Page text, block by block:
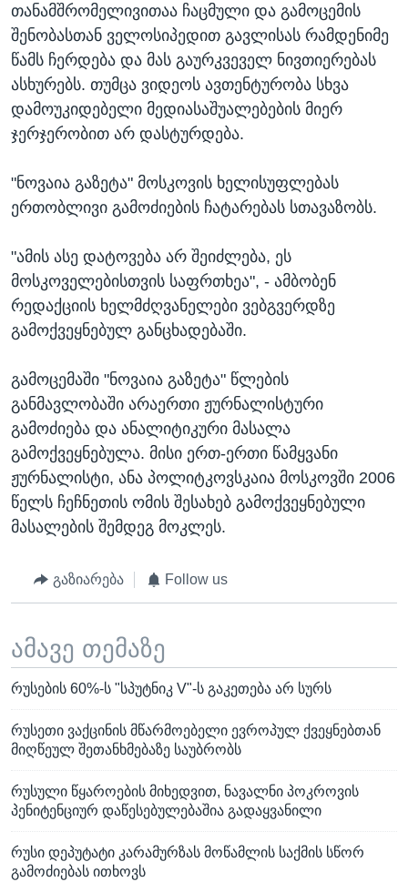
თანამშრომელივითაა ჩაცმული და გამოცემის
შენობასთან ველოსიპედით გავლისას რამდენიმე
წამს ჩერდება და მას გაურკვეველ ნივთიერებას
ასხურებს. თუმცა ვიდეოს ავთენტურობა სხვა
დამოუკიდებელი მედიასაშუალებების მიერ
ჯერჯერობით არ დასტურდება.
"ნოვაია გაზეტა" მოსკოვის ხელისუფლებას
ერთობლივი გამოძიების ჩატარებას სთავაზობს.
"ამის ასე დატოვება არ შეიძლება, ეს
მოსკოველებისთვის საფრთხეა", - ამბობენ
რედაქციის ხელმძღვანელები ვებგვერდზე
გამოქვეყნებულ განცხადებაში.
გამოცემაში "ნოვაია გაზეტა" წლების
განმავლობაში არაერთი ჟურნალისტური
გამოძიება და ანალიტიკური მასალა
გამოქვეყნებულა. მისი ერთ-ერთი წამყვანი
ჟურნალისტი, ანა პოლიტკოვსკაია მოსკოვში 2006
წელს ჩეჩნეთის ომის შესახებ გამოქვეყნებული
მასალების შემდეგ მოკლეს.
გაზიარება Follow us
ამავე თემაზე
რუსების 60%-ს "სპუტნიკ V"-ს გაკეთება არ სურს
რუსეთი ვაქცინის მწარმოებელი ევროპულ ქვეყნებთან
მიღწეულ შეთანხმებაზე საუბრობს
რუსული წყაროების მიხედვით, ნავალნი პოკროვის
პენიტენციურ დაწესებულებაშია გადაყვანილი
რუსი დეპუტატი კარამურზას მოწამლის საქმის სწორ
გამოძიებას ითხოვს